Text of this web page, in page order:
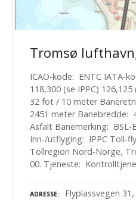
Tromsø
ICAO-kode: ENTC IATA-
118,300 (se IPPC)
32 fot / 10 meter
2451 meter Banebredde:
Asfalt Banemerking: BSL-
Inn-/utflyging: IPPC Toll-
Tollregion Nord-Norge,
00. Tjeneste:
ADRESSE Flyplassvegen